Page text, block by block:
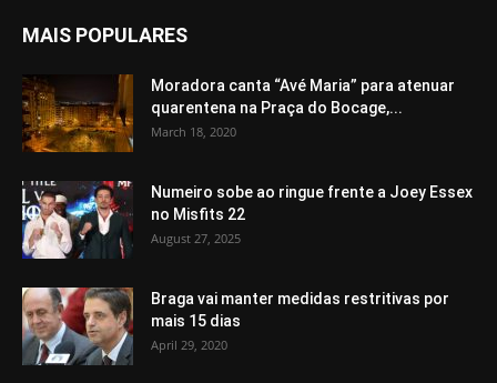
MAIS POPULARES
Moradora canta “Avé Maria” para atenuar
quarentena na Praça do Bocage,...
March 18, 2020
Numeiro sobe ao ringue frente a Joey Essex
no Misfits 22
August 27, 2025
Braga vai manter medidas restritivas por
mais 15 dias
April 29, 2020